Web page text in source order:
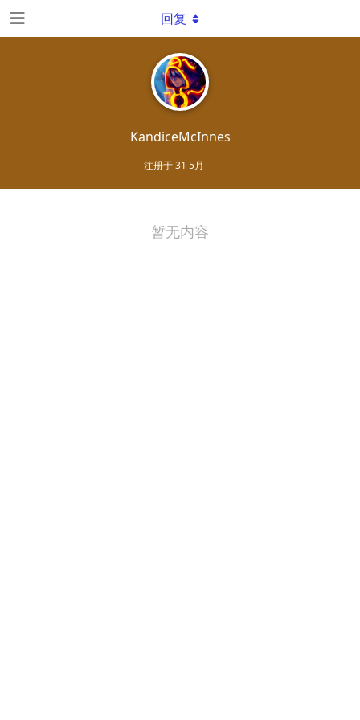
KandiceMcInnes
注册于31 5月
回复
暂无内容